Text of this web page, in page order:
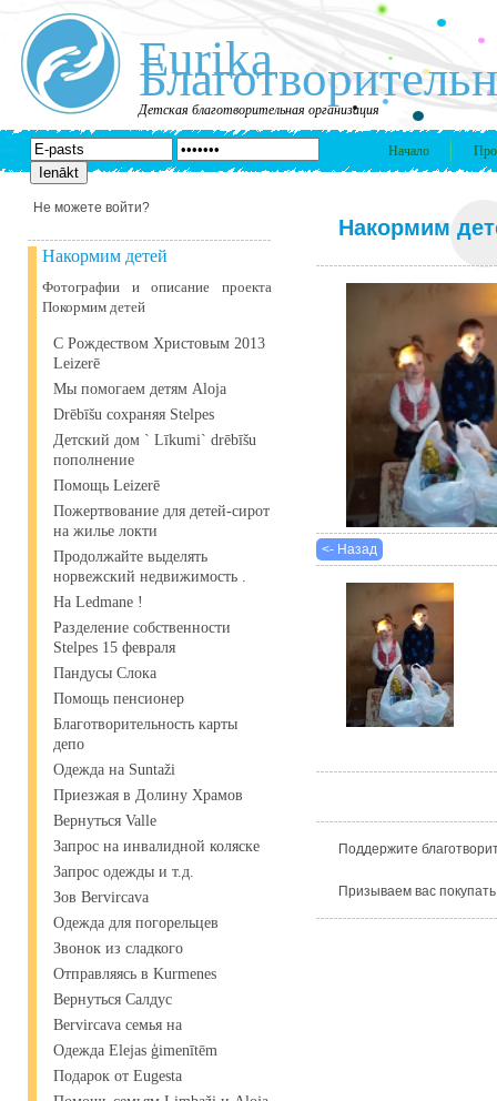
Eurika
Детская благотворительная организация
Начало
Не можете войти?
Накормим детей
Фотографии и описание проекта
Покормим детей
С Рождеством Христовым 2013
Leizerē
Мы помогаем детям Aloja
Drēbīšu сохраняя Stelpes
Детский дом ` Līkumi` drēbīšu
пополнение
Помощь Leizerē
Пожертвование для детей-сирот
на жилье локти
Продолжайте выделять
норвежский недвижимость .
На Ledmane !
Разделение собственности
Stelpes 15 февраля
Пандусы Слока
Помощь пенсионер
Благотворительность карты
депо
Одежда на Suntaži
Приезжая в Долину Храмов
Вернуться Valle
Запрос на инвалидной коляске
Запрос одежды и т.д.
Зов Bervircava
Одежда для погорельцев
Звонок из сладкого
Отправляясь в Kurmenes
Вернуться Салдус
Bervircava семья на
Одежда Elejas ģimenītēm
Подарок от Eugesta
Накормим
<- Назад
Поддержите
Призываем вас